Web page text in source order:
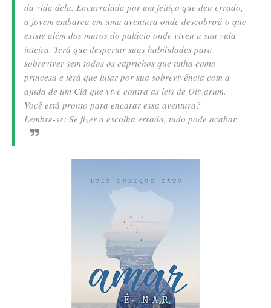
da vida dela. Encurralada por um feitiço que deu errado,
a jovem embarca em uma aventura onde descobrirá o que
existe além dos muros do palácio onde viveu a sua vida
inteira. Terá que despertar suas habilidades para
sobreviver sem todos os caprichos que tinha como
princesa e terá que lutar por sua sobrevivência com a
ajuda de um Clã que vive contra as leis de Olivarum.
Você está pronto para encarar essa aventura?
Lembre-se: Se fizer a escolha errada, tudo pode acabar.